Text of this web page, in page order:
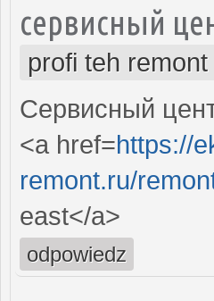
сервисный
profi teh
Сервисный
<a href=https://
remont.ru/
east</a>
odpowiedz